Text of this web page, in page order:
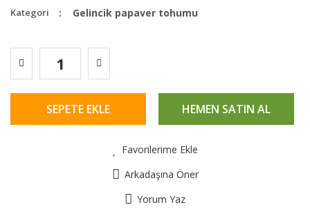
Kategori Gelincik papaver tohumu
SEPETE EKLE HEMEN SATIN AL
Favorilerime Ekle
Arkadaşına Öner
Yorum Yaz